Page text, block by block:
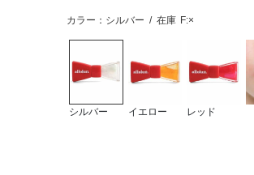
カラー：シルバー / 在庫 F:×
シルバー イエロー レッド